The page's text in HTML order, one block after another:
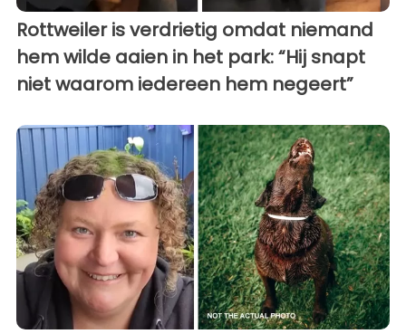
Rottweiler is verdrietig omdat niemand
hem wilde aaien in het park: “Hij snapt
niet waarom iedereen hem negeert”